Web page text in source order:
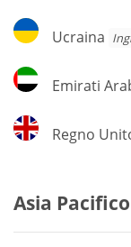
Ucraina
Ucraina
Emirati
Arabi
Emirati
Regno
Unito
Regno
Asia Pacifico